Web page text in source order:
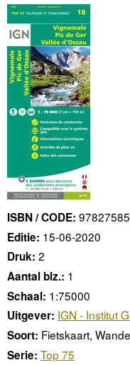
ISBN / CODE:
Editie: 15-06-2020
Druk: 2
Aantal blz.: 1
Schaal: 1:75000
Uitgever: IGN - Institut
Soort: Fietskaart,
Serie: Top 75